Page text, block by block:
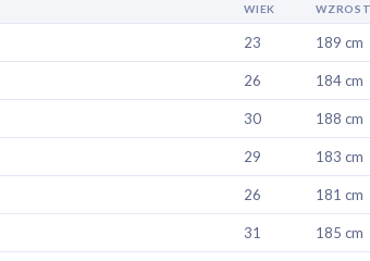
WIEK WZROST
23 189 cm
26 184 cm
30 188 cm
29 183 cm
26 181 cm
31 185 cm